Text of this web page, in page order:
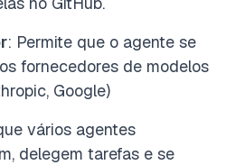
: Permite que o agente se
fornecedores de modelos
Google)
vários agentes
delegem tarefas e se